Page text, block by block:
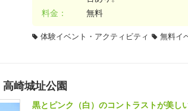
料金：
無料
体験イベント・アクティビティ 無料イ
高崎城址公園
黒とピンク（白）のコントラストが美し